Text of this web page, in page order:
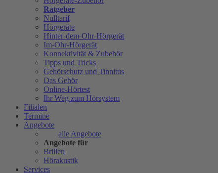
Ratgeber
Nulltarif
Hörgeräte
Hinter-dem-Ohr-Hörgerät
Im-Ohr-Hörgerät
Konnektivität & Zubehör
Tipps und Tricks
Gehörschutz und Tinnitus
Das Gehör
Online-Hörtest
Ihr Weg zum Hörsystem
Filialen
Termine
Angebote
alle Angebote
Angebote für
Brillen
Hörakustik
Services